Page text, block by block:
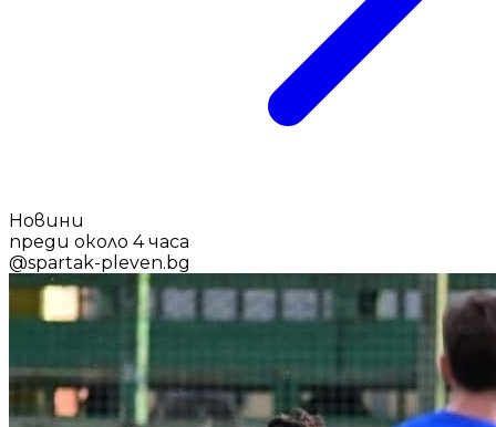
Новини
преди около 4 часа
@spartak-pleven.bg